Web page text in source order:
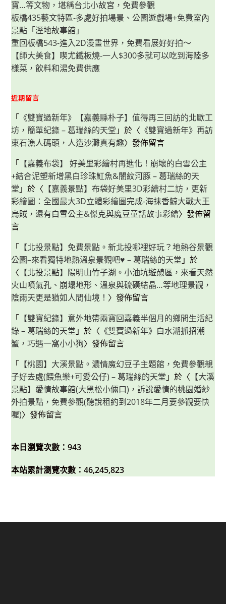
物
豐
盛、
價
格
合
理，
環
境
優
美
寶…等文物，堪稱台北小故宮，免費參觀
板橋435藝文特區-多處好拍場景、公園遊戲場+免費室內
景點「溼地故事館」
重回板橋543-進入2D漫畫世界，免費看展好好拍～
【師大美食】喫尤鐵板燒-一人$300多就可以吃到海陸多
樣菜，飲料和湯免費供應
近期留言
「 《雙寶過新年》【嘉義縣朴子】值得再三回訪的北歐工
坊，簡單紀錄 – 葛瑞絲的天堂 」於〈 《雙寶過新年》再訪
東石漁人碼頭，人造沙灘真有趣〉發佈留言
「 【嘉義布袋】 好美里彩繪村再進化！崩壞的白雪公主
+結合泥塑新增黑白珍珠魟魚&闇紋河豚 – 葛瑞絲的天
堂 」於〈 【嘉義景點】布袋好美里3D彩繪村二訪，更新
彩繪圖：全國最大3D立體彩繪圖完成-海抹香鯨大戰大王
烏賊，還有白雪公主&傑克與魔豆童話故事彩繪〉發佈留
言
「 【北投景點】免費景點。新北投哪裡好玩？地熱谷景觀
公園–來看獨特地熱溫泉景觀吧♥ – 葛瑞絲的天堂 」於
〈 【北投景點】陽明山竹子湖。小油坑遊憩區，來看天然
火山噴氣孔、崩塌地形、溫泉與硫磺結晶…等地理景觀，
陰雨天更是猶如人間仙境！ 〉發佈留言
「 【雙寶紀錄】意外地帶兩寶回嘉義半個月的鄉間生活紀
錄 – 葛瑞絲的天堂 」於〈 《雙寶過新年》白水湖抓招潮
蟹，巧遇一窩小小狗〉發佈留言
「 【桃園】大溪景點。濃情魔幻豆子主題館，免費參觀親
子好去處(餵魚樂+可愛公仔) – 葛瑞絲的天堂 」於〈 【大溪
景點】愛情故事館(大黑松小倆口)，訴說愛情的桃園婚紗
外拍景點，免費參觀(聽說租約到2018年二月要參觀要快
喔)〉發佈留言
本日瀏覽次數：943
本站累計瀏覽次數：46,245,823